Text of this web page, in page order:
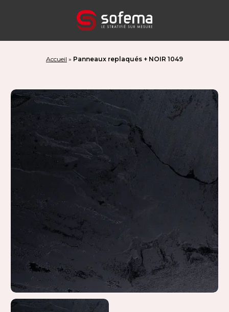
Accueil » Panneaux replaqués + NOIR 1049